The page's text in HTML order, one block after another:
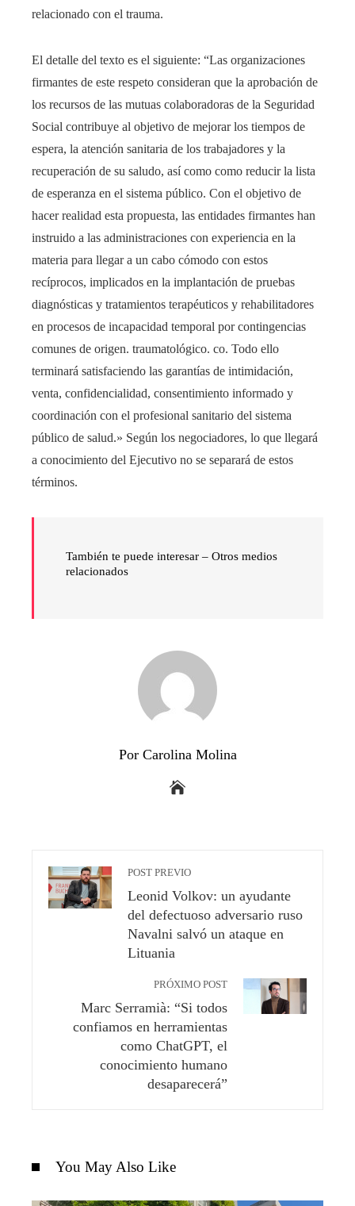
relacionado con el trauma.
El detalle del texto es el siguiente: “Las organizaciones
firmantes de este respeto consideran que la aprobación de
los recursos de las mutuas colaboradoras de la Seguridad
Social contribuye al objetivo de mejorar los tiempos de
espera, la atención sanitaria de los trabajadores y la
recuperación de su saludo, así como como reducir la lista
de esperanza en el sistema público. Con el objetivo de
hacer realidad esta propuesta, las entidades firmantes han
instruido a las administraciones con experiencia en la
materia para llegar a un cabo cómodo con estos
recíprocos, implicados en la implantación de pruebas
diagnósticas y tratamientos terapéuticos y rehabilitadores
en procesos de incapacidad temporal por contingencias
comunes de origen. traumatológico. co. Todo ello
terminará satisfaciendo las garantías de intimidación,
venta, confidencialidad, consentimiento informado y
coordinación con el profesional sanitario del sistema
público de salud.» Según los negociadores, lo que llegará
a conocimiento del Ejecutivo no se separará de estos
términos.
También te puede interesar – Otros medios
relacionados
Por Carolina Molina
POST PREVIO
Leonid Volkov: un ayudante
del defectuoso adversario ruso
Navalni salvó un ataque en
Lituania
PRÓXIMO POST
Marc Serramià: “Si todos
confiamos en herramientas
como ChatGPT, el
conocimiento humano
desaparecerá”
You May Also Like